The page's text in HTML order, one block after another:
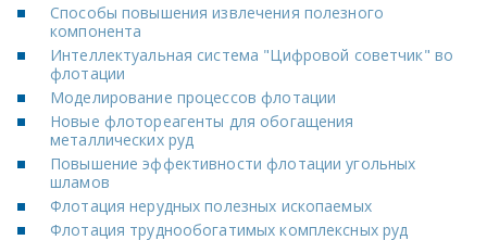
Способы повышения извлечения полезного
компонента
Интеллектуальная система "Цифровой советчик" во
флотации
Моделирование процессов флотации
Новые флотореагенты для обогащения
металлических руд
Повышение эффективности флотации угольных
шламов
Флотация нерудных полезных ископаемых
Флотация труднообогатимых комплексных руд